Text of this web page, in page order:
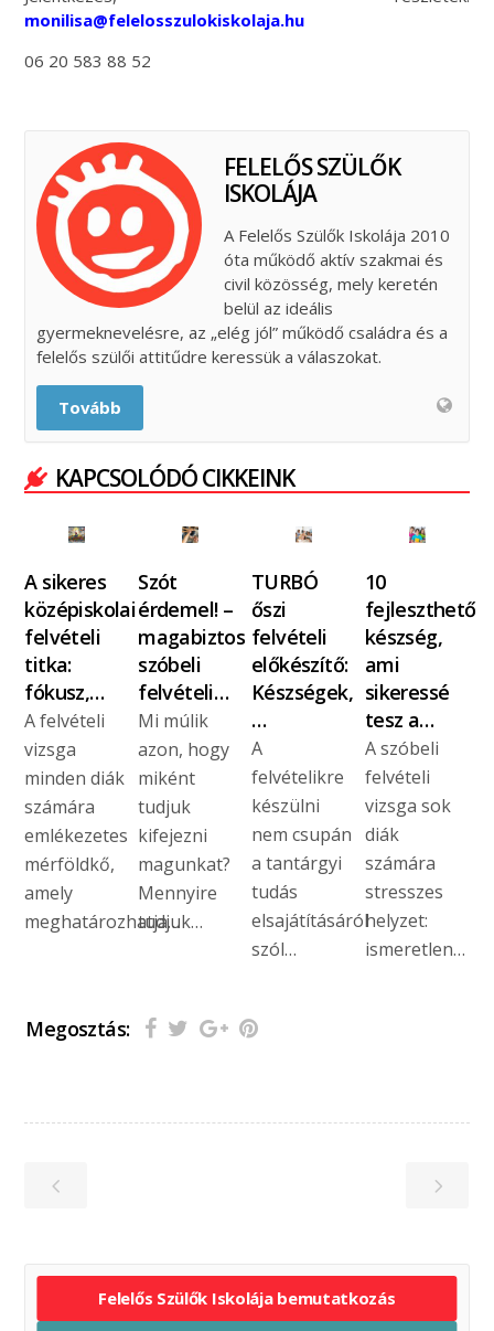
monilisa@felelosszulokiskolaja.hu
06 20 583 88 52
FELELŐS SZÜLŐK
ISKOLÁJA
A Felelős Szülők Iskolája 2010
óta működő aktív szakmai és
civil közösség, mely keretén
belül az ideális
gyermeknevelésre, az „elég jól” működő családra és a
felelős szülői attitűdre keressük a válaszokat.
Tovább
KAPCSOLÓDÓ CIKKEINK
A sikeres
középiskolai
felvételi
titka:
fókusz,…
A felvételi
vizsga
minden diák
számára
emlékezetes
mérföldkő,
amely
meghatározhatja…
Szót
érdemel! –
magabiztos
szóbeli
felvételi…
Mi múlik
azon, hogy
miként
tudjuk
kifejezni
magunkat?
Mennyire
tudjuk…
TURBÓ
őszi
felvételi
előkészítő:
Készségek,
…
A
felvételikre
készülni
nem csupán
a tantárgyi
tudás
elsajátításáról
szól…
10
fejleszthető
készség,
ami
sikeressé
tesz a…
A szóbeli
felvételi
vizsga sok
diák
számára
stresszes
helyzet:
ismeretlen…
Megosztás:
Felelős Szülők Iskolája bemutatkozás